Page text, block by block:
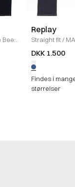
Replay
Straight fit/
730 JEANS
DKK 1.500
Findes i
størrelser